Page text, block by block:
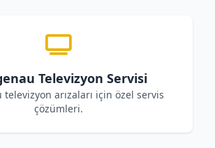
Televizyon Servisi
televizyon arızaları için özel servis
çözümleri.